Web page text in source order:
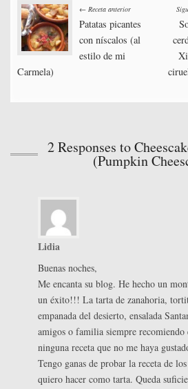
okr In
r
Post
navigation
← Receta anterior
Patatas picantes
con níscalos (al
estilo de mi
Carmela)
2 Responses to
(Pumpkin
Lidia
Buenas noches,
Me encanta su blog. He hecho un
un éxito!!! La tarta de zanahoria,
empanada del desierto, ensalada
amigos o familia siempre
ninguna receta que no me haya
Tengo ganas de probar la receta de los
quiero hacer como tarta. Queda